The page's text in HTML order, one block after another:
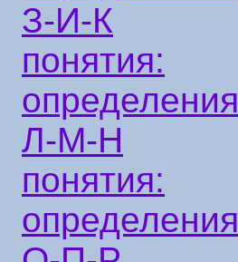
З-И-К
понятия:
определения
Л-М-Н
понятия:
определения